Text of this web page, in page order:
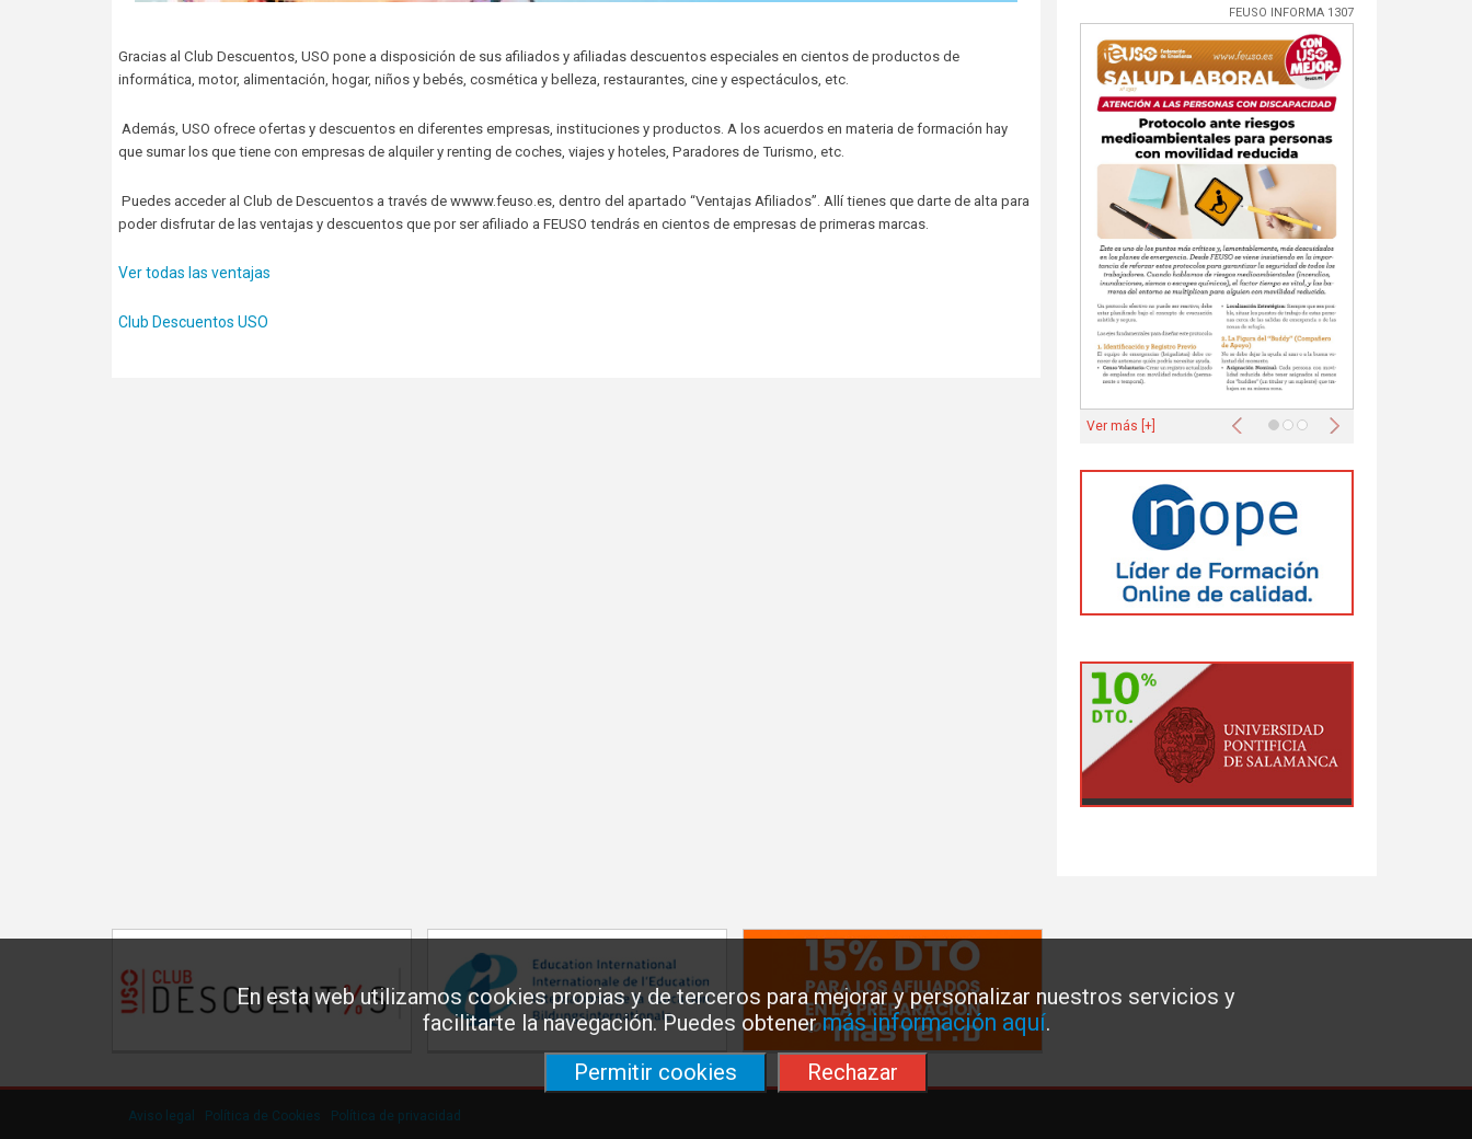
En esta web utilizamos cookies propias y de terceros para mejorar y personalizar nuestros servicios y
facilitarte la navegación. Puedes obtenermás información aquí.
Permitir cookies
Rechazar
Gracias al Club Descuentos, USO pone a disposición de sus afiliados y afiliadas descuentos especiales en cientos de productos de
informática, motor, alimentación, hogar, niños y bebés, cosmética y belleza, restaurantes, cine y espectáculos, etc.
Además, USO ofrece ofertas y descuentos en diferentes empresas, instituciones y productos. A los acuerdos en materia de formación hay
que sumar los que tiene con empresas de alquiler y renting de coches, viajes y hoteles, Paradores de Turismo, etc.
Puedes acceder al Club de Descuentos a través de wwww.feuso.es, dentro del apartado “Ventajas Afiliados”. Allí tienes que darte de alta para
poder disfrutar de las ventajas y descuentos que por ser afiliado a FEUSO tendrás en cientos de empresas de primeras marcas.
Ver todas las ventajas
Club Descuentos USO
FEUSO INFORMA 1307
Anterior Siguiente
Ver más [+]
Aviso legal Política de Cookies Política de privacidad